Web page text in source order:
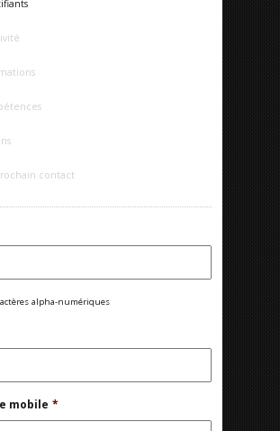
contact
alpha-numériques
mobile *